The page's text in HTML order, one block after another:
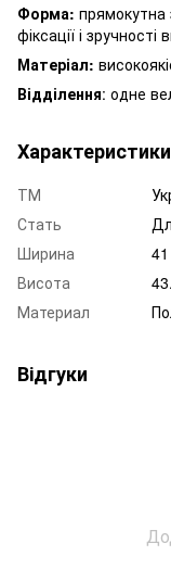
Форма: прямокутна
фіксації і
Матеріал:
Відділення: одне
Характеристики
ТМ
Стать
Ширина
41
Висота
Материал
Відгуки